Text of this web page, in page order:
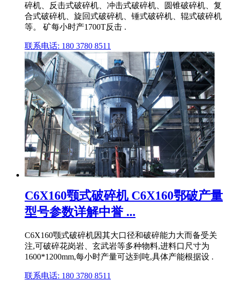
碎机、反击式破碎机、冲击式破碎机、圆锥破碎机、复
合式破碎机、旋回式破碎机、锤式破碎机、辊式破碎机
等。 矿每小时产1700T反击 .
联系电话: 180 3780 8511
C6X160颚式破碎机 C6X160鄂破产量
型号参数详解中誉 ...
C6X160颚式破碎机因其大口径和破碎能力大而备受关
注,可破碎花岗岩、玄武岩等多种物料,进料口尺寸为
1600*1200mm,每小时产量可达到吨,具体产能根据设 .
联系电话: 180 3780 8511